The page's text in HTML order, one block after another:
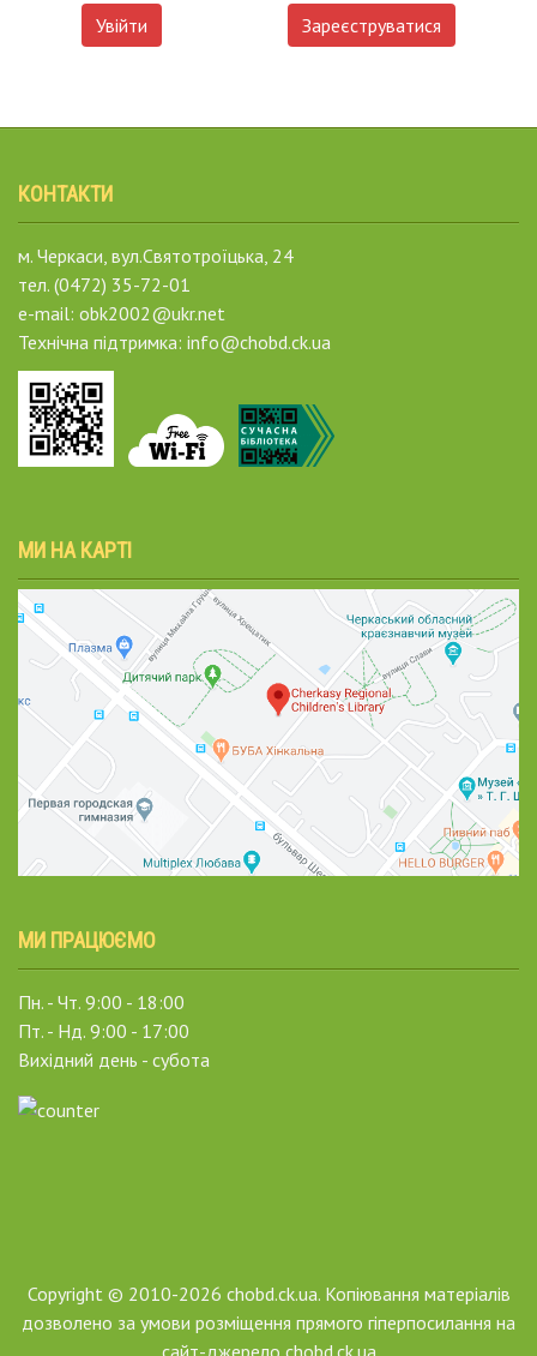
Увійти Зареєструватися
КОНТАКТИ
м. Черкаси, вул.Святотроїцька, 24
тел. (0472) 35-72-01
e-mail: obk2002@ukr.net
Технічна підтримка: info@chobd.ck.ua
МИ НА КАРТІ
МИ ПРАЦЮЄМО
Пн. - Чт. 9:00 - 18:00
Пт. - Нд. 9:00 - 17:00
Вихідний день - субота
Copyright © 2010-2026 chobd.ck.ua. Копіювання матеріалів
дозволено за умови розміщення прямого гіперпосилання на